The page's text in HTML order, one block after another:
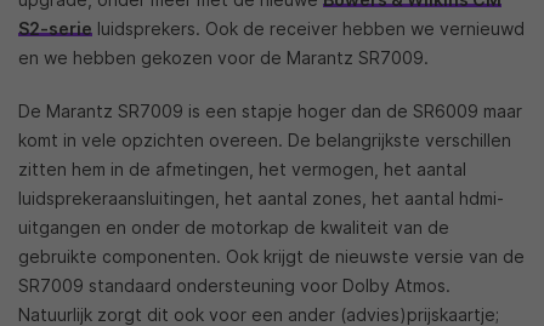
S2-serie luidsprekers. Ook de receiver hebben we vernieuwd
en we hebben gekozen voor de Marantz SR7009.
De Marantz SR7009 is een stapje hoger dan de SR6009 maar
komt in vele opzichten overeen. De belangrijkste verschillen
zitten hem in de afmetingen, het vermogen, het aantal
luidsprekeraansluitingen, het aantal zones, het aantal hdmi-
uitgangen en onder de motorkap de kwaliteit van de
gebruikte componenten. Ook krijgt de nieuwste versie van de
SR7009 standaard ondersteuning voor Dolby Atmos.
Natuurlijk zorgt dit ook voor een ander (advies)prijskaartje;